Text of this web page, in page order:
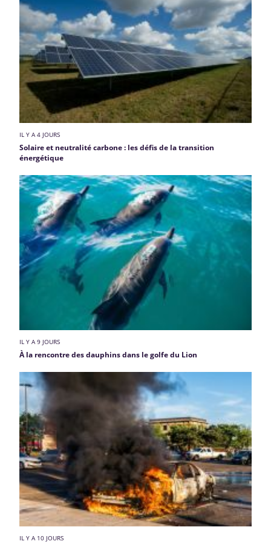
IL Y A 4 JOURS
Solaire et neutralité carbone : les défis de la transition
énergétique
IL Y A 9 JOURS
À la rencontre des dauphins dans le golfe du Lion
IL Y A 10 JOURS